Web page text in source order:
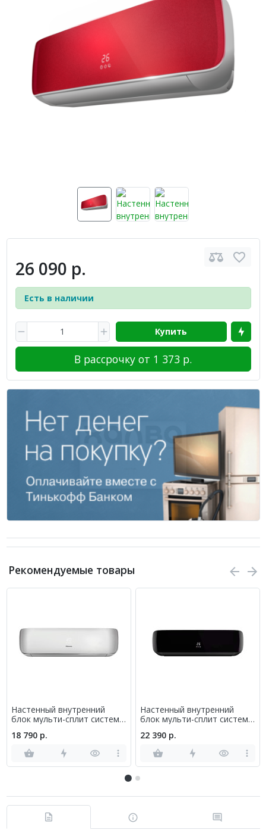
26 090 р.
Есть в наличии
Купить
В рассрочку от 1 373 р.
Рекомендуемые товары
Настенный внутренний
блок мульти-сплит системы
18 790 р.
Настенный внутренний
блок мульти-сплит системы
09UR4SVETG67(B)
22 390 р.